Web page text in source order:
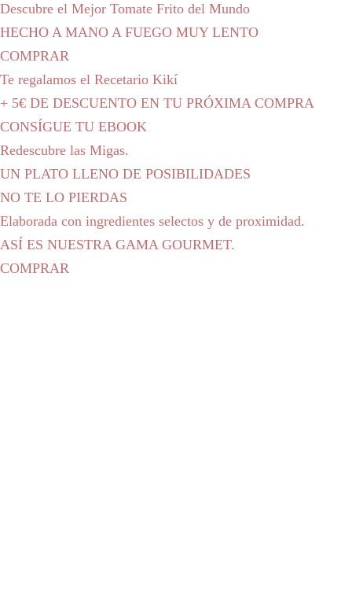
Descubre el Mejor Tomate Frito del Mundo
HECHO A MANO A FUEGO MUY LENTO
COMPRAR
Te regalamos el Recetario Kikí
+ 5€ DE DESCUENTO EN TU PRÓXIMA COMPRA
CONSÍGUE TU EBOOK
Redescubre las Migas.
UN PLATO LLENO DE POSIBILIDADES
NO TE LO PIERDAS
Elaborada con ingredientes selectos y de proximidad.
ASÍ ES NUESTRA GAMA GOURMET.
COMPRAR